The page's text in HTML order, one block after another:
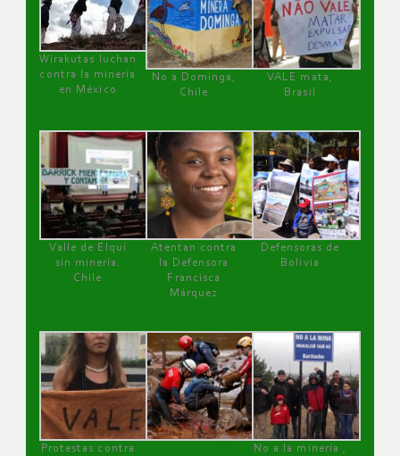
Wirakutas luchan
contra la minería
en México
No a Dominga,
Chile
VALE mata,
Brasil
Valle de Elqui
sin minería.
Chile
Atentan contra
la Defensora
Francisca
Márquez
Defensoras de
Bolivia
Protestas contra
No a la minería ,